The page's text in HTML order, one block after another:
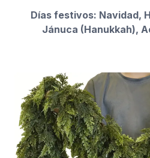
Días festivos: Navidad,
Jánuca (Hanukkah),